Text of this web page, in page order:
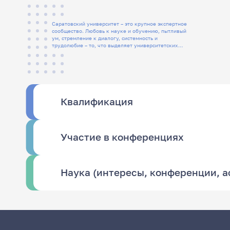
Саратовский университет – это крупное экспертное
сообщество. Любовь к науке и обучению, пытливый
ум, стремление к диалогу, системность и
трудолюбие – то, что выделяет университетских
Квалификация
Участие в конференциях
Наука (интересы, конференции,